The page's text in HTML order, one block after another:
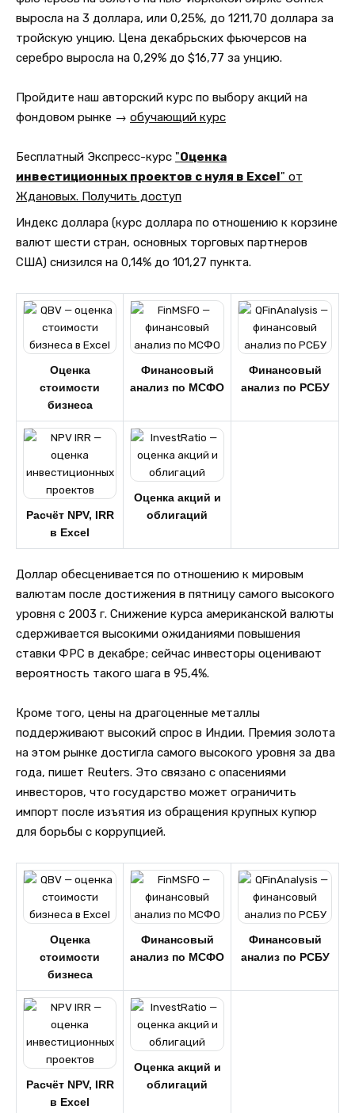
выросла на 3 доллара, или 0,25%, до 1211,70 доллара за
тройскую унцию. Цена декабрьских фьючерсов на
серебро выросла на 0,29% до $16,77 за унцию.
Пройдите наш авторский курс по выбору акций на
фондовом рынке → обучающий курс
Бесплатный Экспресс-курс "Оценка
инвестиционных проектов с нуля в Excel" от
Ждановых. Получить доступ
Индекс доллара (курс доллара по отношению к корзине
валют шести стран, основных торговых партнеров
США) снизился на 0,14% до 101,27 пункта.
Оценка
стоимости
бизнеса
Финансовый
анализ по МСФО
Финансовый
анализ по РСБУ
Расчёт NPV, IRR
в Excel
Оценка акций и
облигаций
Доллар обесценивается по отношению к мировым
валютам после достижения в пятницу самого высокого
уровня с 2003 г. Снижение курса американской валюты
сдерживается высокими ожиданиями повышения
ставки ФРС в декабре; сейчас инвесторы оценивают
вероятность такого шага в 95,4%.
Кроме того, цены на драгоценные металлы
поддерживают высокий спрос в Индии. Премия золота
на этом рынке достигла самого высокого уровня за два
года, пишет Reuters. Это связано с опасениями
инвесторов, что государство может ограничить
импорт после изъятия из обращения крупных купюр
для борьбы с коррупцией.
Оценка
стоимости
бизнеса
Финансовый
анализ по МСФО
Финансовый
анализ по РСБУ
Расчёт NPV, IRR
в Excel
Оценка акций и
облигаций